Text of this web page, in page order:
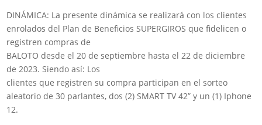
DINÁMICA: La presente dinámica se realizará con los clientes
enrolados del Plan de Beneficios SUPERGIROS que fidelicen o
registren compras de
BALOTO desde el 20 de septiembre hasta el 22 de diciembre
de 2023. Siendo así: Los
clientes que registren su compra participan en el sorteo
aleatorio de 30 parlantes, dos (2) SMART TV 42” y un (1) Iphone
12.